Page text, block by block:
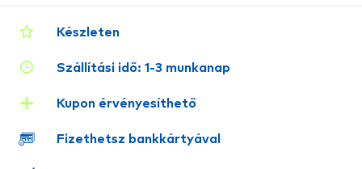
Készleten
Szállítási idő: 1-3 munkanap
Kupon érvényesíthető
Fizethetsz bankkártyával